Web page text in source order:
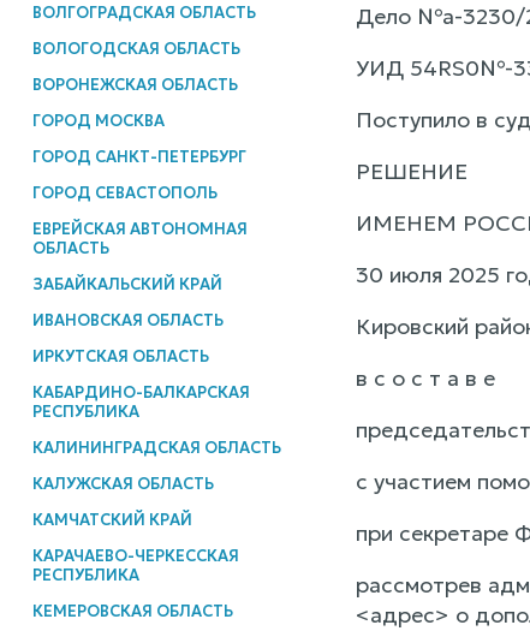
ВОЛГОГРАДСКАЯ ОБЛАСТЬ
ВОЛОГОДСКАЯ ОБЛАСТЬ
ВОРОНЕЖСКАЯ ОБЛАСТЬ
ГОРОД МОСКВА
ГОРОД САНКТ-ПЕТЕРБУРГ
ГОРОД СЕВАСТОПОЛЬ
ЕВРЕЙСКАЯ АВТОНОМНАЯ
ОБЛАСТЬ
ЗАБАЙКАЛЬСКИЙ КРАЙ
ИВАНОВСКАЯ ОБЛАСТЬ
ИРКУТСКАЯ ОБЛАСТЬ
КАБАРДИНО-БАЛКАРСКАЯ
РЕСПУБЛИКА
КАЛИНИНГРАДСКАЯ ОБЛАСТЬ
КАЛУЖСКАЯ ОБЛАСТЬ
КАМЧАТСКИЙ КРАЙ
КАРАЧАЕВО-ЧЕРКЕССКАЯ
РЕСПУБЛИКА
КЕМЕРОВСКАЯ ОБЛАСТЬ
Дело №а-3230/
УИД 54RS0№-
Поступило в
РЕШЕНИЕ
ИМЕНЕМ
30 июля 2025
Кировский
в с о с т а в е
с участием
при секретаре
рассмотрев
<адрес> о